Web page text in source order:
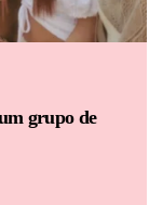
grupo de